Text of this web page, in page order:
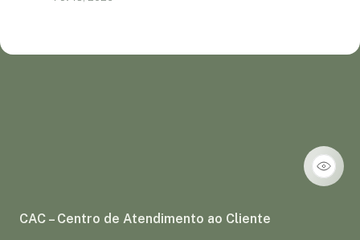
CAC – Centro de Atendimento ao Cliente